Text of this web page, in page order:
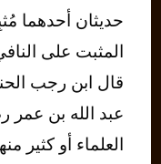
حديثان أحدهما
المثبت على
قال ابن رجب
عبد الله بن عمر
العلماء أو كثير